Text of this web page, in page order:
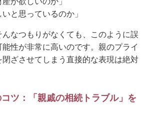
と思っているのか」
なつもりがなくても、このように誤
性が非常に高いのです。親のプライ
閉ざさせてしまう直接的な表現は絶対
ツ：「親戚の相続トラブル」を